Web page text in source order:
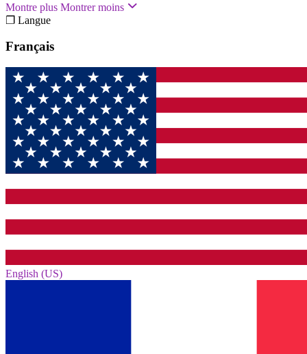
Montre plus Montrer moins
❐ Langue
Français
English (US)‎